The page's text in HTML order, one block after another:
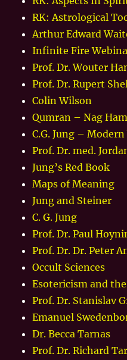
RK: Astrological
Arthur Edward
Infinite Fire
Prof. Dr. Wouter
Prof. Dr. Rupert
Colin Wilson
Qumran – Nag
C.G. Jung –
Prof. Dr. med.
Jung’s Red Book
Maps of Meaning
Jung and Steiner
C. G. Jung
Prof. Dr. Paul
Prof. Dr. Dr. Peter
Occult Sciences
Esotericism and
Prof. Dr. Stanislav
Emanuel
Dr. Becca Tarnas
Prof. Dr. Richard